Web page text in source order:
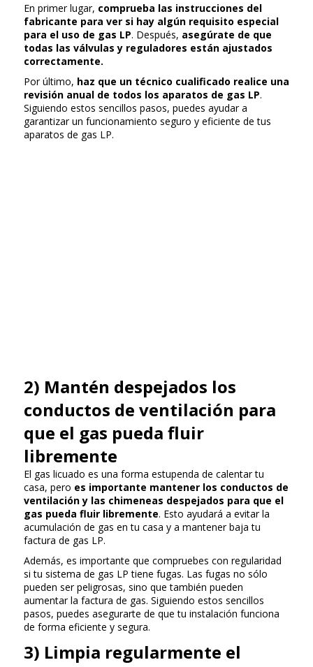
En primer lugar, comprueba las instrucciones del
fabricante para ver si hay algún requisito especial
para el uso de gas LP. Después, asegúrate de que
todas las válvulas y reguladores están ajustados
correctamente.
Por último, haz que un técnico cualificado realice una
revisión anual de todos los aparatos de gas LP.
Siguiendo estos sencillos pasos, puedes ayudar a
garantizar un funcionamiento seguro y eficiente de tus
aparatos de gas LP.
2) Mantén despejados los
conductos de ventilación para
que el gas pueda fluir
libremente
El gas licuado es una forma estupenda de calentar tu
casa, pero es importante mantener los conductos de
ventilación y las chimeneas despejados para que el
gas pueda fluir libremente. Esto ayudará a evitar la
acumulación de gas en tu casa y a mantener baja tu
factura de gas LP.
Además, es importante que compruebes con regularidad
si tu sistema de gas LP tiene fugas. Las fugas no sólo
pueden ser peligrosas, sino que también pueden
aumentar la factura de gas. Siguiendo estos sencillos
pasos, puedes asegurarte de que tu instalación funciona
de forma eficiente y segura.
3) Limpia regularmente el